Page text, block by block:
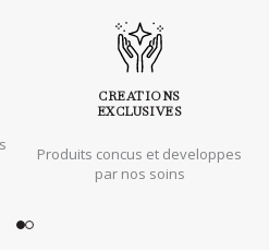
CREATIONS
EXCLUSIVES
Produits concus et developpes
par nos soins